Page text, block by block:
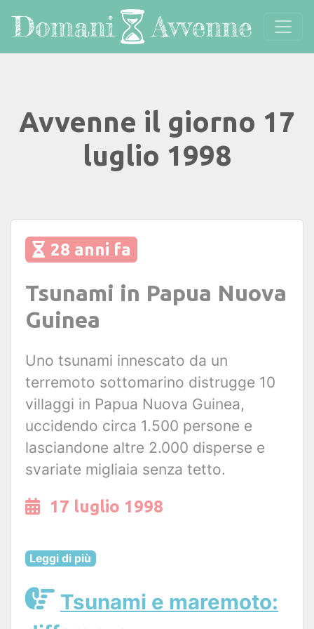
Avvenne il giorno 17
luglio 1998
28 anni fa
Tsunami in Papua Nuova
Guinea
Uno tsunami innescato da un
terremoto sottomarino distrugge 10
villaggi in Papua Nuova Guinea,
uccidendo circa 1.500 persone e
lasciandone altre 2.000 disperse e
svariate migliaia senza tetto.
17 luglio 1998
Leggi di più
Tsunami e maremoto: